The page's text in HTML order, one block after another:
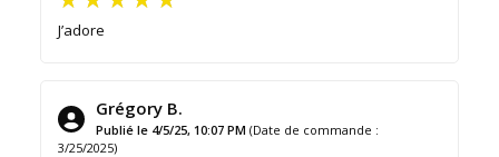
J’adore
Grégory B.
Publié le 4/5/25, 10:07 PM (Date de commande :
3/25/2025)